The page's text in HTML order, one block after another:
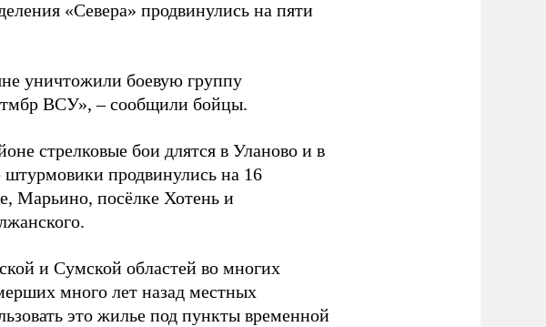
«Севера» продвинулись на пяти
уничтожили боевую группу
ВСУ», – сообщили бойцы.
стрелковые бои длятся в Уланово и в
продвинулись на 16
Марьино, посёлке Хотень и
и Сумской областей во многих
много лет назад местных
это жилье под пункты временной